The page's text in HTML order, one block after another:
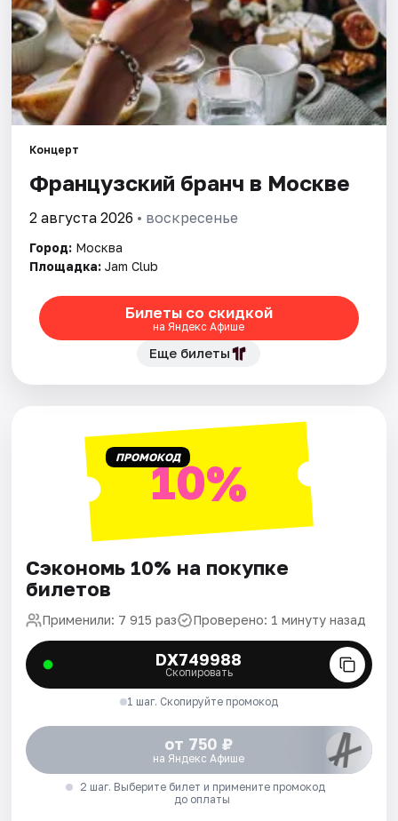
Города
Площадки
Артисты
Концерт
Французский бранч в Москве
2 августа 2026 • воскресенье
Город: Москва
Площадка: Jam Club
Билеты со скидкой
на Яндекс Афише
Еще билеты
ПРОМОКОД10%
Сэкономь 10% на покупке
билетов
Применили: 7 915 раз Проверено: 1 минуту назад
DX749988
Скопировать
1 шаг. Скопируйте промокод
от 750 ₽
на Яндекс Афише
2 шаг. Выберите билет и примените промокод
до оплаты